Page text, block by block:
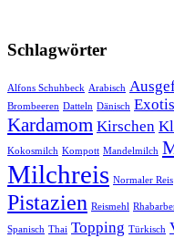
Schlagwörter
Alfons Schuhbeck Arabisch
Brombeeren Datteln Dänisch
Kardamom Kirschen
Kokosmilch Kompott Mandelmilch
Milchreis Normaler Reis
Pistazien Reismehl
Spanisch Thai Topping Türkisch